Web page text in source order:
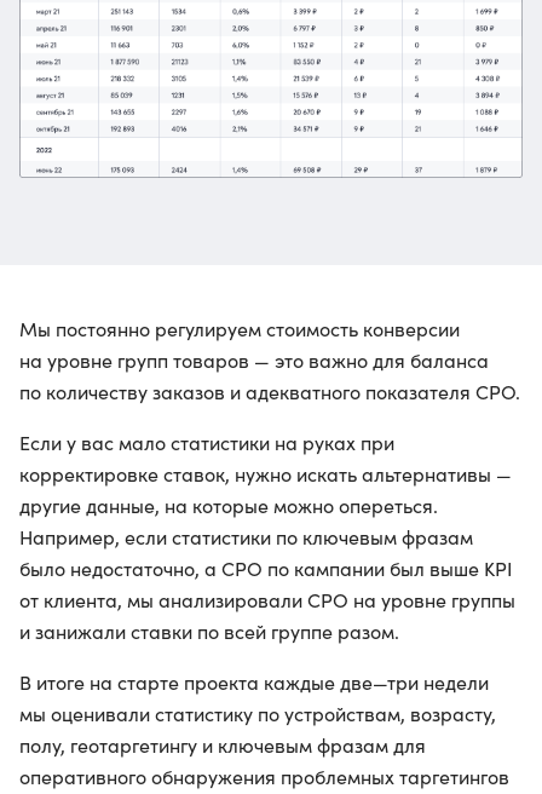
Мы постоянно регулируем стоимость конверсии
на уровне групп товаров — это важно для баланса
по количеству заказов и адекватного показателя CPO.
Если у вас мало статистики на руках при
корректировке ставок, нужно искать альтернативы —
другие данные, на которые можно опереться.
Например, если статистики по ключевым фразам
было недостаточно, а CPO по кампании был выше KPI
от клиента, мы анализировали CPO на уровне группы
и занижали ставки по всей группе разом.
В итоге на старте проекта каждые две—три недели
мы оценивали статистику по устройствам, возрасту,
полу, геотаргетингу и ключевым фразам для
оперативного обнаружения проблемных таргетингов